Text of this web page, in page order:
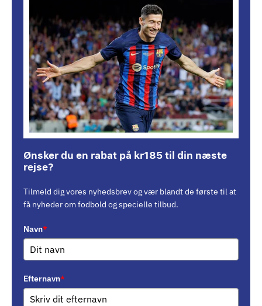
Ønsker du en rabat på kr185 til din næste
rejse?
Tilmeld dig vores nyhedsbrev og vær blandt de første til at
få nyheder om fodbold og specielle tilbud.
Navn*
Efternavn*